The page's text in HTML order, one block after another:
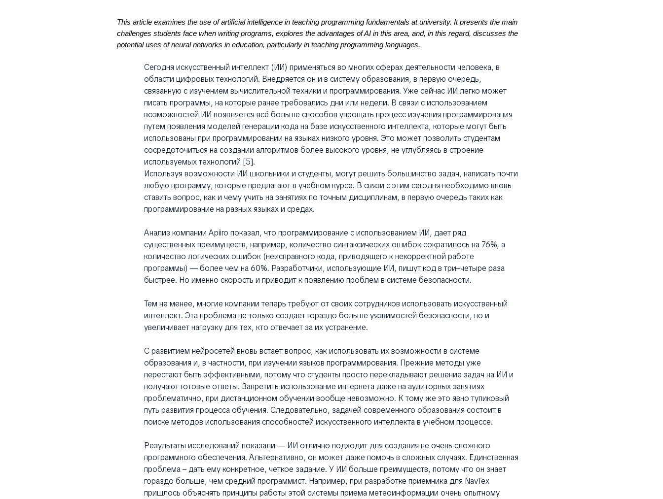
This article examines the use of artificial intelligence in teaching programming fundamentals at university. It presents the main
challenges students face when writing programs, explores the advantages of AI in this area, and, in this regard, discusses the
potential uses of neural networks in education, particularly in teaching programming languages.
Сегодня искусственный интеллект (ИИ) применяться во многих сферах деятельности человека, в
области цифровых технологий. Внедряется он и в систему образования, в первую очередь,
связанную с изучением вычислительной техники и программирования. Уже сейчас ИИ легко может
писать программы, на которые ранее требовались дни или недели. В связи с использованием
возможностей ИИ появляется всё больше способов упрощать процесс изучения программирования
путем появления моделей генерации кода на базе искусственного интеллекта, которые могут быть
использованы при программировании на языках низкого уровня. Это может позволить студентам
сосредоточиться на создании алгоритмов более высокого уровня, не углубляясь в строение
используемых технологий [5].
Используя возможности ИИ школьники и студенты, могут решить большинство задач, написать почти
любую программу, которые предлагают в учебном курсе. В связи с этим сегодня необходимо вновь
ставить вопрос, как и чему учить на занятиях по точным дисциплинам, в первую очередь таких как
программирование на разных языках и средах.
Анализ компании Apiiro показал, что программирование с использованием ИИ, дает ряд
существенных преимуществ, например, количество синтаксических ошибок сократилось на 76%, а
количество логических ошибок (неисправного кода, приводящего к некорректной работе
программы) — более чем на 60%. Разработчики, использующие ИИ, пишут код в три–четыре раза
быстрее. Но именно скорость и приводит к появлению проблем в системе безопасности.
Тем не менее, многие компании теперь требуют от своих сотрудников использовать искусственный
интеллект. Эта проблема не только создает гораздо больше уязвимостей безопасности, но и
увеличивает нагрузку для тех, кто отвечает за их устранение.
С развитием нейросетей вновь встает вопрос, как использовать их возможности в системе
образования и, в частности, при изучении языков программирования. Прежние методы уже
перестают быть эффективными, потому что студенты просто перекладывают решение задач на ИИ и
получают готовые ответы. Запретить использование интернета даже на аудиторных занятиях
проблематично, при дистанционном обучении вообще невозможно. К тому же это явно тупиковый
путь развития процесса обучения. Следовательно, задачей современного образования состоит в
поиске методов использования способностей искусственного интеллекта в учебном процессе.
Результаты исследований показали — ИИ отлично подходит для создания не очень сложного
программного обеспечения. Альтернативно, он может даже помочь в сложных случаях. Единственная
проблема – дать ему конкретное, четкое задание. У ИИ больше преимуществ, потому что он знает
гораздо больше, чем средний программист. Например, при разработке приемника для NavTex
пришлось объяснять принципы работы этой системы приема метеоинформации очень опытному